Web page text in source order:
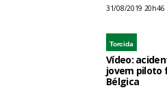
31/08/2019 20h46
Torcida
Vídeo:
jovem piloto
Bélgica